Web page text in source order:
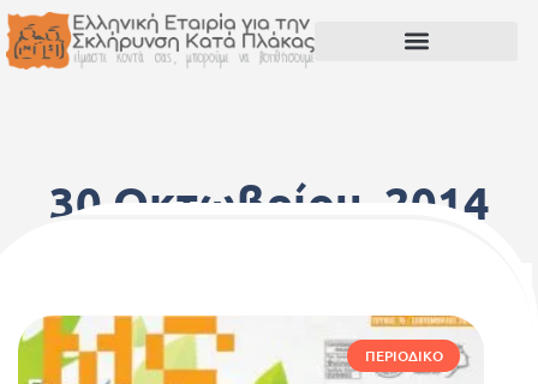
30 Οκτωβρίου, 2014
ΠΕΡΙΟΔΙΚΌ